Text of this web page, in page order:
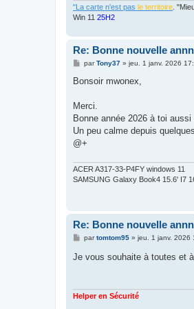
"La carte n'est pas le territoire .
Win 11 25H2
Re: Bonne nouvelle
M
s
g
parTony37» jeu. 1 janv. 2026
Bonsoir mwonex,
Merci.
Bonne année 2026 à toi
Un peu calme depuis
@+
ACER A317-33-P4FY windows 11
SAMSUNG Galaxy Book4 15.6' I7
Re: Bonne nouvelle
M
s
s
partomtom95» jeu. 1 janv. 2026
Je vous souhaite à toutes et
Helper en Sécurité